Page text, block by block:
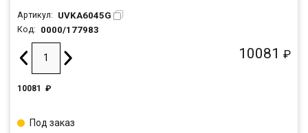
Артикул: UVKA6045G
Код: 0000/177983
10081 ₽
10081 ₽
Под заказ